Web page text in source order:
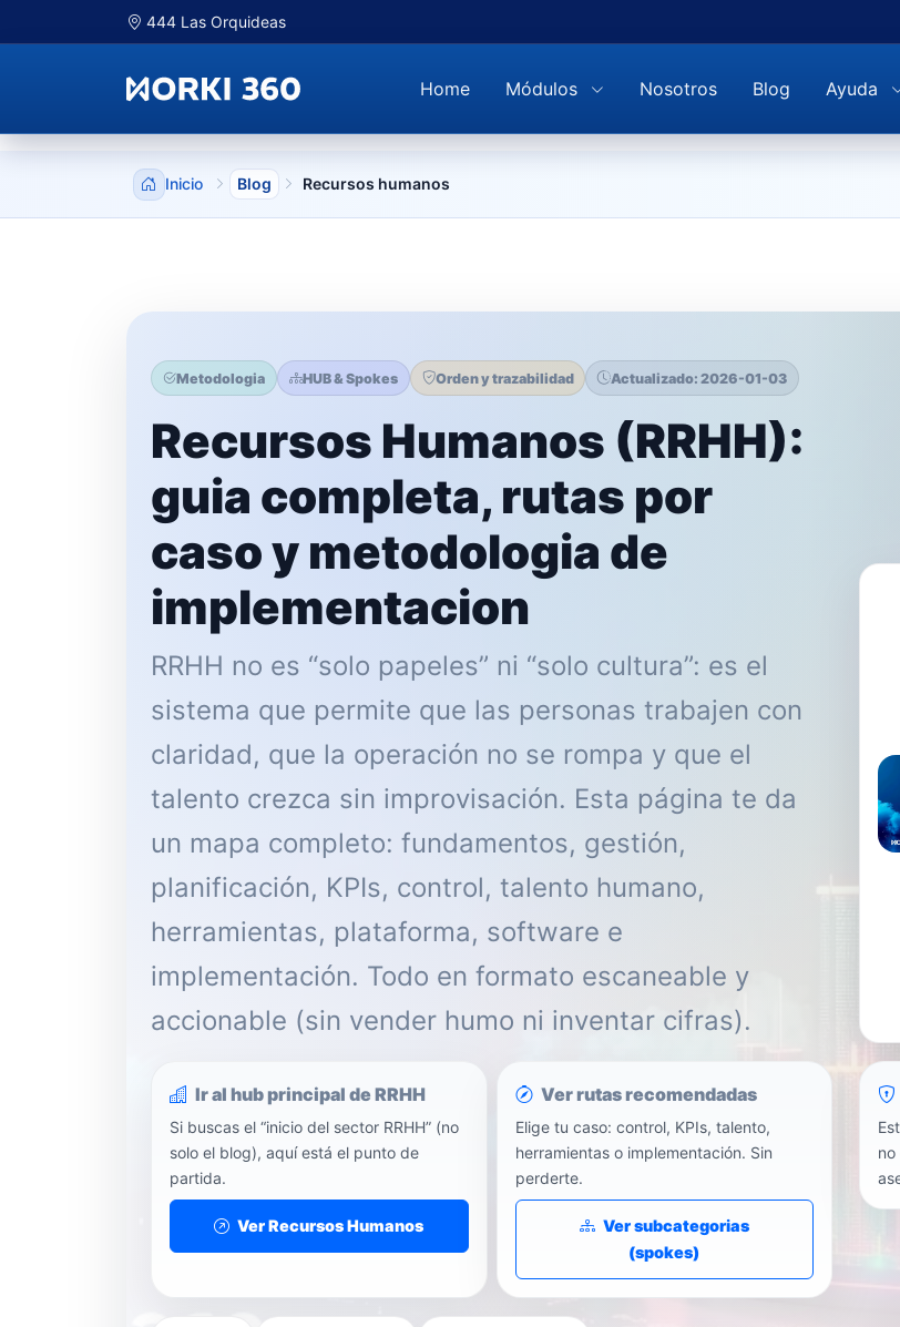
444 Las Orquideas
Home Módulos Nosotros Blog Ayuda
Inicio Blog Recursos humanos
Metodologia HUB & Spokes Orden y trazabilidad Actualizado: 2026-01-03
Recursos Humanos (RRHH):
guia completa, rutas por
caso y metodologia de
implementacion
RRHH no es “solo papeles” ni “solo cultura”: es el
sistema que permite que las personas trabajen con
claridad, que la operación no se rompa y que el
talento crezca sin improvisación. Esta página te da
un mapa completo: fundamentos, gestión,
planificación, KPIs, control, talento humano,
herramientas, plataforma, software e
implementación. Todo en formato escaneable y
accionable (sin vender humo ni inventar cifras).
Ir al hub principal de RRHH
Si buscas el “inicio del sector RRHH” (no
solo el blog), aquí está el punto de
partida.
Ver Recursos Humanos
Ver rutas recomendadas
Elige tu caso: control, KPIs, talento,
herramientas o implementación. Sin
perderte.
Ver subcategorias
(spokes)